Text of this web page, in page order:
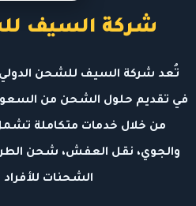
شركة السيف
تُعد شركة السيف للشحن
في تقديم حلول الشحن من
من خلال خدمات متكاملة
والجوي، نقل العفش، شحن
الشحنات